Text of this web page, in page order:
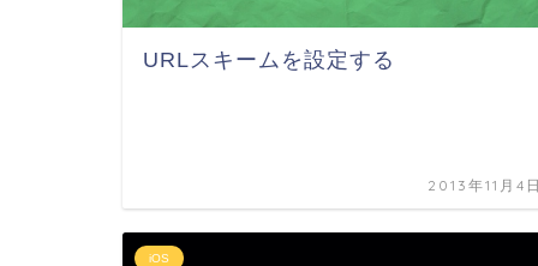
URLスキームを設定する
2013年11月4日
iOS